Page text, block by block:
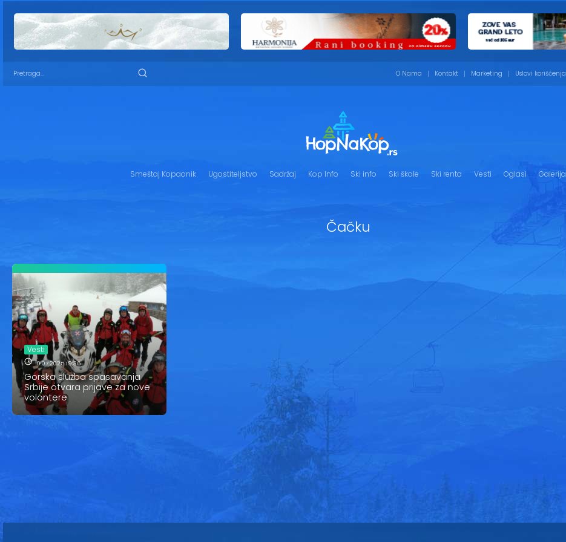
O Nama Kontakt Marketing Uslovi korišćenja
Smeštaj Kopaonik Ugostiteljstvo Sadržaj Kop Info Ski info Ski škole Ski renta Vesti Oglasi Galerija
Čačku
Vesti
10.07.2025 19:36
Gorska služba spasavanja
Srbije otvara prijave za nove
volontere